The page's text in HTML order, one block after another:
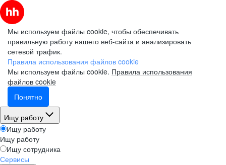
Мы используем файлы cookie, чтобы обеспечивать
правильную работу нашего веб-сайта и анализировать
сетевой трафик.
Правила использования файлов cookie
Мы используем файлы cookie. Правила использования
файлов cookie
Понятно
Ищу работу
Ищу работу
Ищу работу
Ищу сотрудника
Сервисы